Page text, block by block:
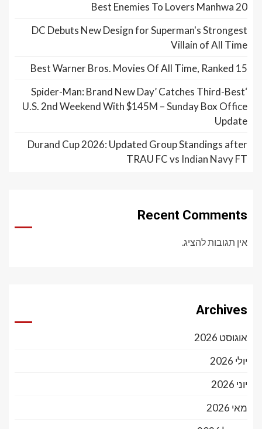
20 Best Enemies To Lovers Manhwa
DC Debuts New Design for Superman's Strongest
Villain of All Time
15 Best Warner Bros. Movies Of All Time, Ranked
‘Spider-Man: Brand New Day’ Catches Third-Best
U.S. 2nd Weekend With $145M – Sunday Box Office
Update
Durand Cup 2026: Updated Group Standings after
TRAU FC vs Indian Navy FT
Recent Comments
אין תגובות להציג.
Archives
אוגוסט 2026
יולי 2026
יוני 2026
מאי 2026